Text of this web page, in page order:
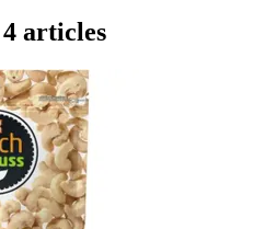
articles